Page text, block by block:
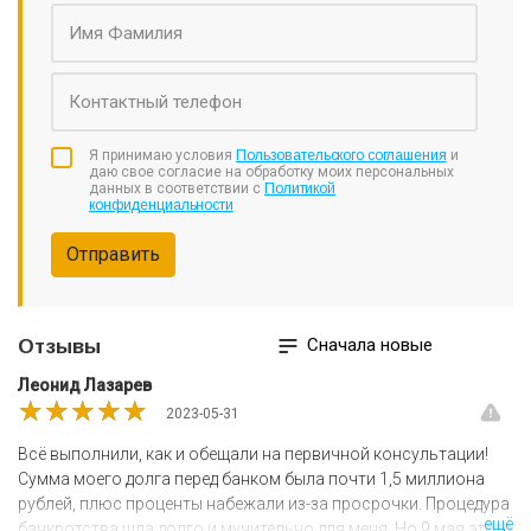
Взыскание задолженностей;
Если вы хотите банкротиться выгодно и законно, с
обращайтесь в компанию «ДолговНет».
Я принимаю условия Пользовательского соглашения и
даю свое согласие на обработку моих персональных
данных в соответствии с Политикой
конфиденциальности
Отправить
Сначала новые
Отзывы
​Леонид Лазарев
2023-05-31
★★★★★
★★★★★
★★★★★
Всё выполнили, как и обещали на первичной консультации!
Сумма моего долга перед банком была почти 1,5 миллиона
рублей, плюс проценты набежали из-за просрочки. Процедура
ещё